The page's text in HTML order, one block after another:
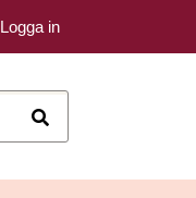
Logga in